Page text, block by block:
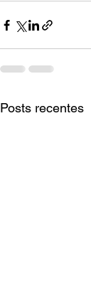
Posts recentes